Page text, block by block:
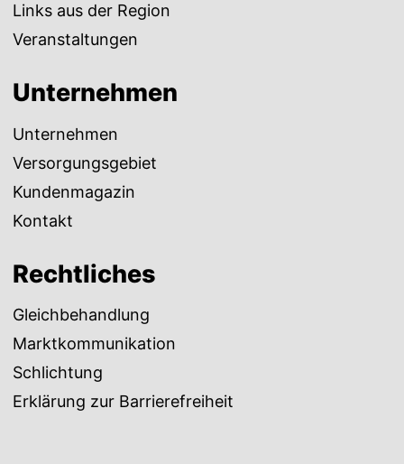
Links aus der Region
Veranstaltungen
Unternehmen
Unternehmen
Versorgungsgebiet
Kundenmagazin
Kontakt
Rechtliches
Gleichbehandlung
Marktkommunikation
Schlichtung
Erklärung zur Barrierefreiheit